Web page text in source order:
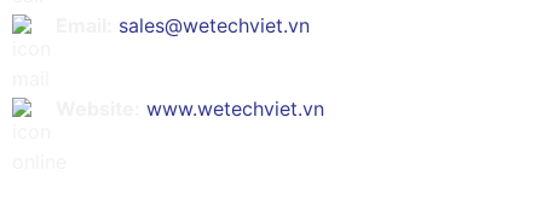
sales@wetechviet.vn
www.wetechviet.vn